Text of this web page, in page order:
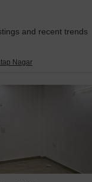
and recent trends
Nagar